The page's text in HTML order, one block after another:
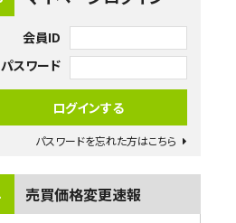
会員ID
パスワード
パスワードを忘れた方はこちら
売買価格変更速報